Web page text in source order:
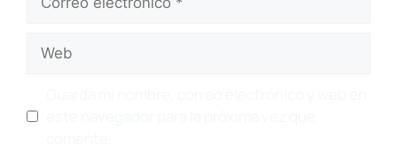
electrónico
Web